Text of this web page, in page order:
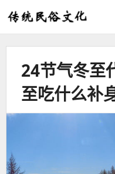
弘
扬
24节气冬至
至吃什么补